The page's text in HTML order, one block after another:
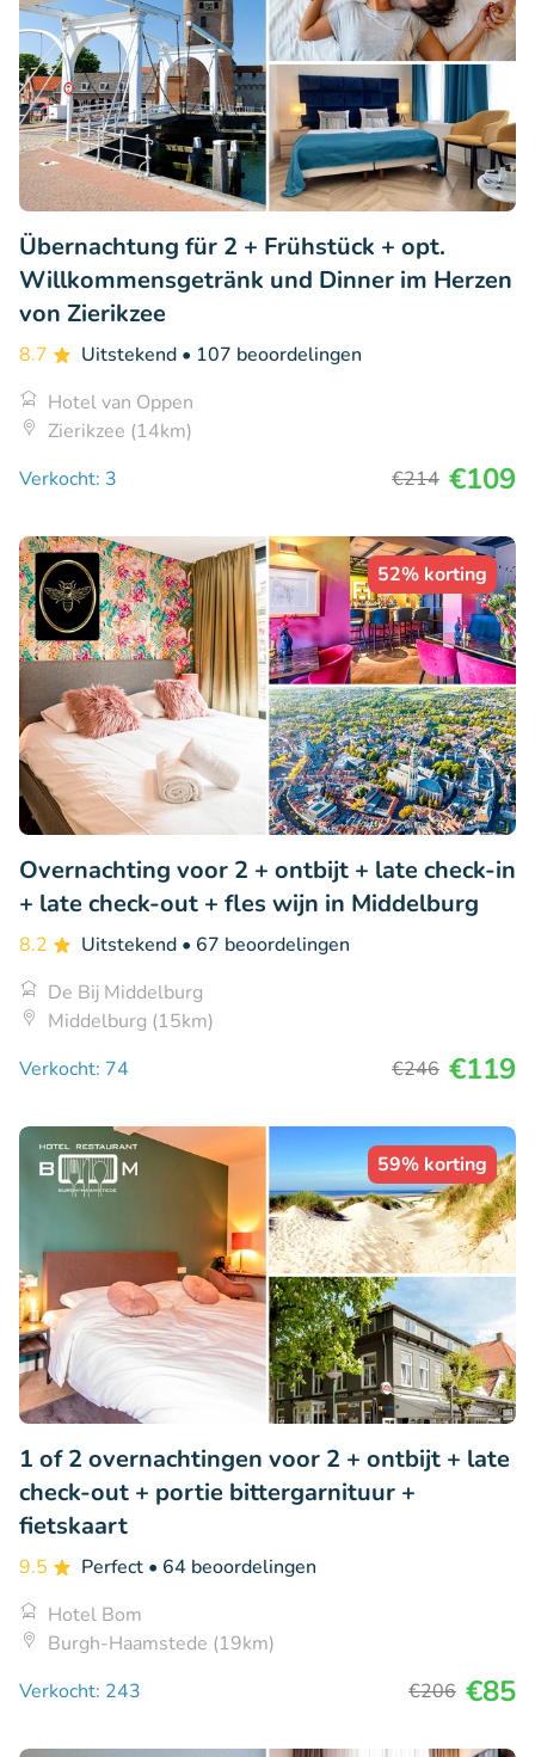
Übernachtung für 2 + Frühstück + opt.
Willkommensgetränk und Dinner im Herzen
von Zierikzee
8.7 Uitstekend • 107 beoordelingen
Hotel van Oppen
Zierikzee (14km)
Verkocht: 3
€214 €109
52% korting
Overnachting voor 2 + ontbijt + late check-in
+ late check-out + fles wijn in Middelburg
8.2 Uitstekend • 67 beoordelingen
De Bij Middelburg
Middelburg (15km)
Verkocht: 74
€246 €119
59% korting
1 of 2 overnachtingen voor 2 + ontbijt + late
check-out + portie bittergarnituur +
fietskaart
9.5 Perfect • 64 beoordelingen
Hotel Bom
Burgh-Haamstede (19km)
Verkocht: 243
€206 €85